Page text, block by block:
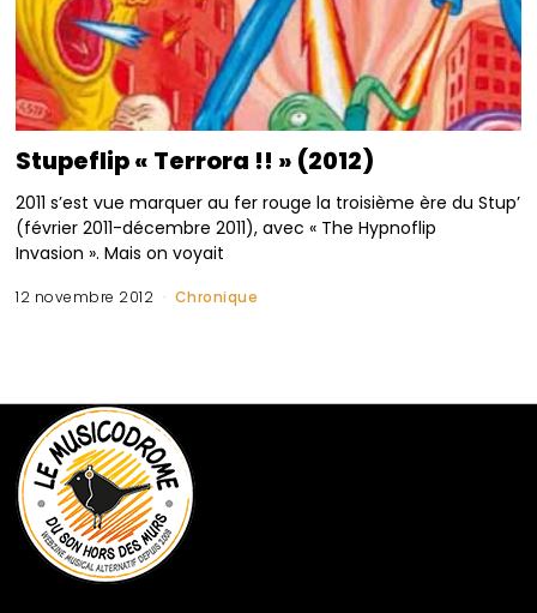
Stupeflip « Terrora !! » (2012)
2011 s’est vue marquer au fer rouge la troisième ère du Stup’
(février 2011-décembre 2011), avec « The Hypnoflip
Invasion ». Mais on voyait
12 novembre 2012 Chronique